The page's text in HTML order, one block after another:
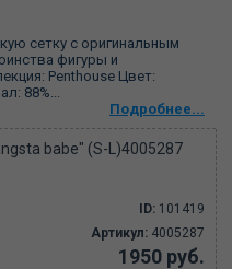
сетку с оригинальным
фигуры и
Penthouse Цвет:
88%...
Подробнее...
babe" (S-L)4005287
ID: 101419
Артикул: 4005287
1950 руб.